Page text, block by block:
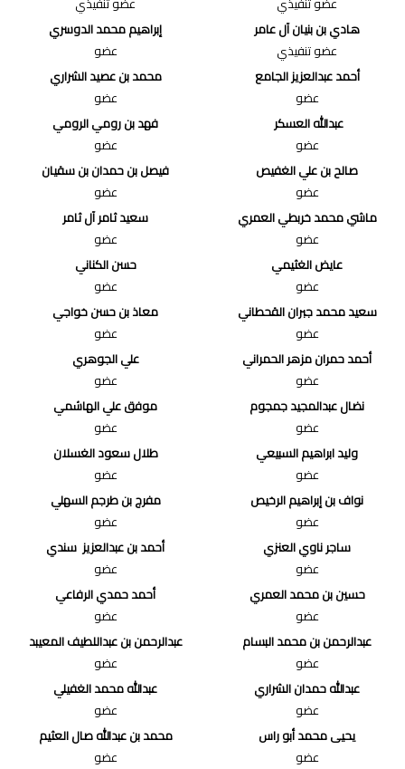
هادي بن بنيان آل عامر
عضو تنفيذي
إبراهيم محمد الدوسري
عضو
أحمد عبدالعزيز الجامع
عضو
محمد بن عصيد الشراري
عضو
عبدالله العسكر
عضو
فهد بن رومي الرومي
عضو
صالح بن علي الغفيص
عضو
فيصل بن حمدان بن سقيان
عضو
ماشي محمد خربطي العمري
عضو
سعيد ثامر آل ثامر
عضو
عايض الغثيمي
عضو
حسن الكناني
عضو
سعيد محمد جبران القحطاني
عضو
معاذ بن حسن خواجي
عضو
أحمد حمران مزهر الحمراني
عضو
علي الجوهري
عضو
نضال عبدالمجيد جمجوم
عضو
موفق علي الهاشمي
عضو
وليد ابراهيم السبيعي
عضو
طلال سعود الغسلان
عضو
نواف بن إبراهيم الرخيص
عضو
مفرج بن طرجم السهلي
عضو
ساجر ناوي العنزي
عضو
أحمد بن عبدالعزيز سندي
عضو
حسين بن محمد العمري
عضو
أحمد حمدي الرفاعي
عضو
عبدالرحمن بن محمد البسام
عضو
عبدالرحمن بن عبداللطيف المعيبد
عضو
عبدالله حمدان الشراري
عضو
عبدالله محمد الغفيلي
عضو
يحيى محمد أبو راس
عضو
محمد بن عبدالله صال العثيم
عضو